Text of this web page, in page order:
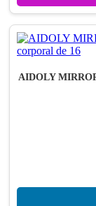
AIDOLY